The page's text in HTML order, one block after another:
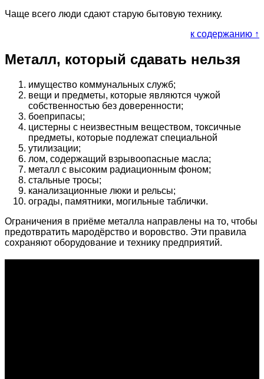
Чаще всего люди сдают старую бытовую технику.
к содержанию ↑
Металл, который сдавать нельзя
имущество коммунальных служб;
вещи и предметы, которые являются чужой
собственностью без доверенности;
боеприпасы;
цистерны с неизвестным веществом, токсичные
предметы, которые подлежат специальной
утилизации;
лом, содержащий взрывоопасные масла;
металл с высоким радиационным фоном;
стальные тросы;
канализационные люки и рельсы;
ограды, памятники, могильные таблички.
Ограничения в приёме металла направлены на то, чтобы
предотвратить мародёрство и воровство. Эти правила
сохраняют оборудование и технику предприятий.